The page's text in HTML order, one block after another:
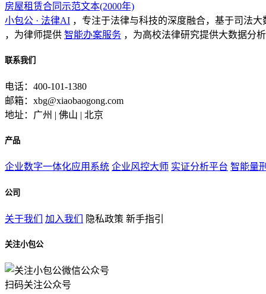
房屋租赁合同示范文本(2000年)
小包公 · 法律AI ，专注于法律与科技的深度融合，基于司法
，为律师提供 智能办案服务 ，为高校法律研究提供大数据分
联系我们
电话：400-101-1380
邮箱：xbg@xiaobaogong.com
地址：广州 | 佛山 | 北京
产品
企业数字一体化应用系统 企业风控大师 实证分析平台 智能量
公司
关于我们 加入我们 隐私政策 新手指引
关注小包公
扫码关注公众号